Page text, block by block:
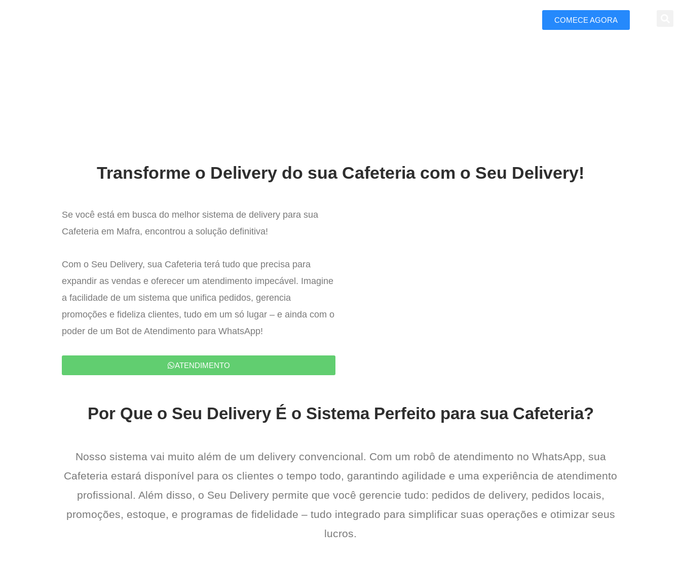
COMECE AGORA
Transforme o Delivery do sua Cafeteria com o Seu Delivery!
Se você está em busca do melhor sistema de delivery para sua
Cafeteria em Mafra, encontrou a solução definitiva!
Com o Seu Delivery, sua Cafeteria terá tudo que precisa para
expandir as vendas e oferecer um atendimento impecável. Imagine
a facilidade de um sistema que unifica pedidos, gerencia
promoções e fideliza clientes, tudo em um só lugar – e ainda com o
poder de um Bot de Atendimento para WhatsApp!
ATENDIMENTO
Por Que o Seu Delivery É o Sistema Perfeito para sua Cafeteria?
Nosso sistema vai muito além de um delivery convencional. Com um robô de atendimento no WhatsApp, sua
Cafeteria estará disponível para os clientes o tempo todo, garantindo agilidade e uma experiência de atendimento
profissional. Além disso, o Seu Delivery permite que você gerencie tudo: pedidos de delivery, pedidos locais,
promoções, estoque, e programas de fidelidade – tudo integrado para simplificar suas operações e otimizar seus
lucros.